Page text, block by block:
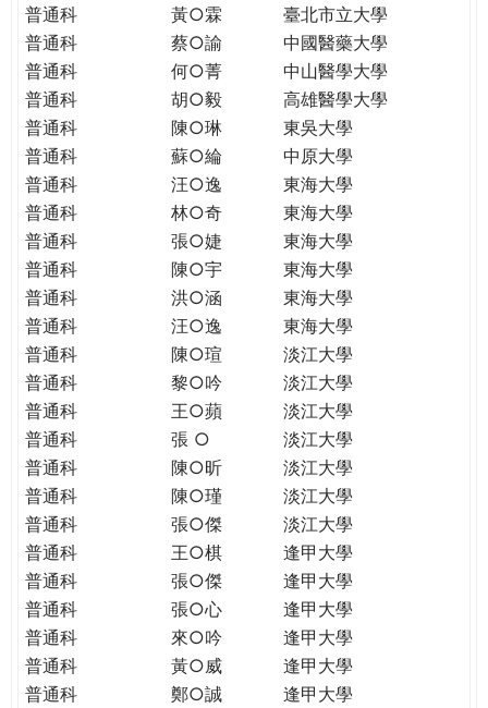
TOMORROW
PUTTING
YOU
THE
PATH
GLOBAL
CITIZENSHIP
普通科
黃○霖
臺北市立大學
普通科
蔡○諭
中國醫藥大學
普通科
何○菁
中山醫學大學
普通科
胡○毅
高雄醫學大學
普通科
陳○琳
東吳大學
普通科
蘇○綸
中原大學
普通科
汪○逸
東海大學
普通科
林○奇
東海大學
普通科
張○婕
東海大學
普通科
陳○宇
東海大學
普通科
洪○涵
東海大學
普通科
汪○逸
東海大學
普通科
陳○瑄
淡江大學
普通科
黎○吟
淡江大學
普通科
王○蘋
淡江大學
普通科
張 ○
淡江大學
普通科
陳○昕
淡江大學
普通科
陳○瑾
淡江大學
普通科
張○傑
淡江大學
普通科
王○棋
逢甲大學
普通科
張○傑
逢甲大學
普通科
張○心
逢甲大學
普通科
來○吟
逢甲大學
普通科
黃○威
逢甲大學
普通科
鄭○誠
逢甲大學